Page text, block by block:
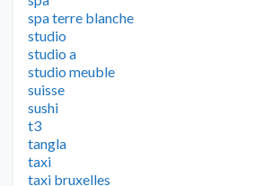
spa terre blanche
studio
studio a
studio meuble
suisse
sushi
t3
tangla
taxi
taxi bruxelles